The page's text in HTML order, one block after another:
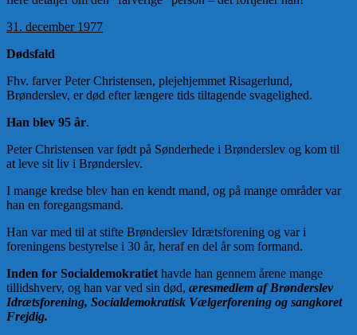
31. december 1977
Dødsfald
Fhv. farver Peter Christensen, plejehjemmet Risagerlund,
Brønderslev, er død efter længere tids tiltagende svagelighed.
Han blev 95 år.
Peter Christensen var født på Sønderhede i Brønderslev og kom til
at leve sit liv i Brønderslev.
I mange kredse blev han en kendt mand, og på mange områder var
han en foregangsmand.
Han var med til at stifte Brønderslev Idrætsforening og var i
foreningens bestyrelse i 30 år, heraf en del år som formand.
Inden for Socialdemokratiet havde han gennem årene mange
tillidshverv, og han var ved sin død, æresmedlem af Brønderslev
Idrætsforening, Socialdemokratisk Vælgerforening og sangkoret
Frejdig.